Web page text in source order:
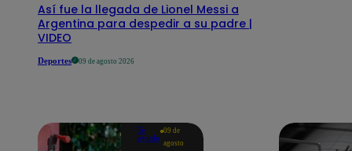
Así fue la llegada de Lionel Messi a
Argentina para despedir a su padre |
VIDEO
Deportes 09 de agosto 2026
Te
ayudo
09 de
agosto